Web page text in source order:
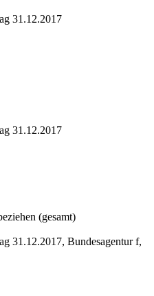
31.12.2017
31.12.2017
(gesamt)
31.12.2017, Bundesagentur f,